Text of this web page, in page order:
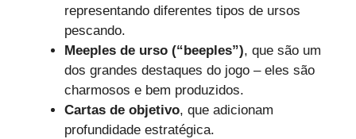
representando diferentes tipos de ursos
pescando.
Meeples de urso (“beeples”), que são um
dos grandes destaques do jogo – eles são
charmosos e bem produzidos.
Cartas de objetivo, que adicionam
profundidade estratégica.